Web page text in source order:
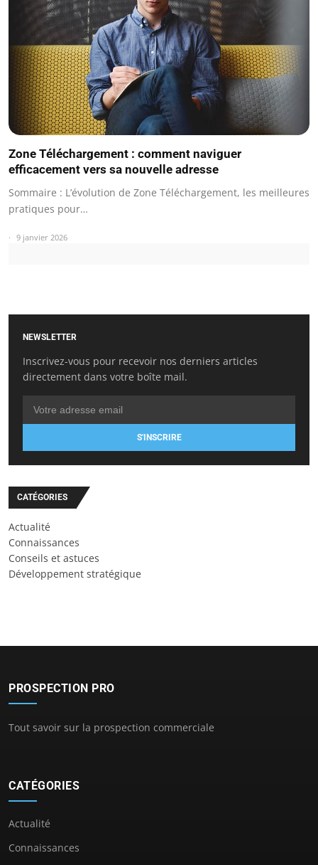
Zone Téléchargement : comment naviguer
efficacement vers sa nouvelle adresse
Sommaire : L’évolution de Zone Téléchargement, les meilleures
pratiques pour…
9 janvier 2026
NEWSLETTER
Inscrivez-vous pour recevoir nos derniers articles
directement dans votre boîte mail.
S'INSCRIRE
CATÉGORIES
Actualité
Connaissances
Conseils et astuces
Développement stratégique
PROSPECTION PRO
Tout savoir sur la prospection commerciale
CATÉGORIES
Actualité
Connaissances